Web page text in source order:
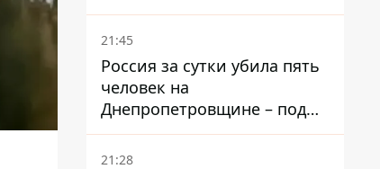
– он возглавил народное
голосование
21:45
Россия за сутки убила пять
человек на
Днепропетровщине – под
ударами оказались пять
районов области
21:28